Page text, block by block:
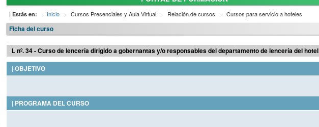
| Estás en: Inicio Cursos Presenciales y Aula Virtual Relación de cursos Cursos para servicio a hoteles
Ficha del curso
L nº. 34 - Curso de lencería dirigido a gobernantas y/o responsables del departamento de lencería del hotel
| OBJETIVO
| PROGRAMA DEL CURSO